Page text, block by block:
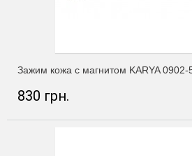
Зажим кожа с магнитом KARYA
830 грн.